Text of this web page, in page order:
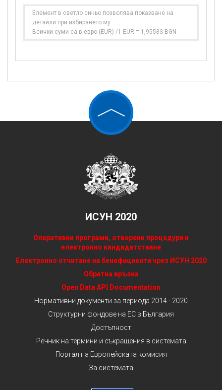
Елемент в светло синьо позволява показване на
детайли при избирането му
Всички суми са в евро (EUR) /1 EUR = 1,95583 BGN
ИСУН 2020
Оперативни програми, отворени процедури и
електронно кандидатстване
Електронно отчитане на бенефициенти чрез ИСУН 2020
Обратна връзка
Open Data API Documentation
Нормативни документи за периода 2014 - 2020
Структурни фондове на ЕС в България
Достъпност
Речник на термини и съкращения в системата
Портал на Европейската комисия
За системата